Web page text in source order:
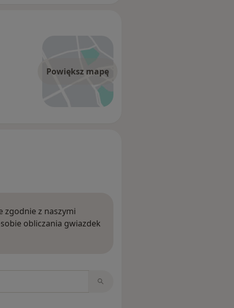
Powiększ mapę
zgodnie z naszymi
obliczania gwiazdek